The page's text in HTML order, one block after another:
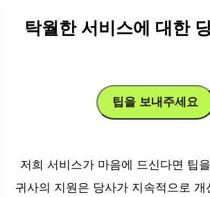
탁월한 서비스에 대한
팁을 보내주세요
저희 서비스가 마음에 드신다면 팁
귀사의 지원은 당사가 지속적으로 개